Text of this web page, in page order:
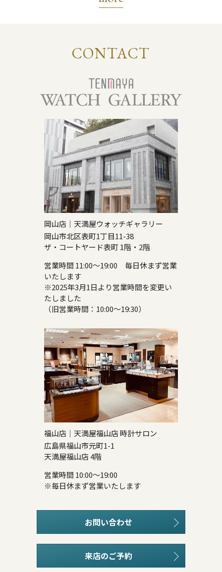
CONTACT
岡山店｜天満屋ウォッチギャラリー
岡山市北区表町1丁目11-38
ザ・コートヤード表町 1階・2階
営業時間 11:00～19:00 毎日休まず営業
いたします
※2025年3月1日より営業時間を変更い
たしました
（旧営業時間：10:00～19:30）
福山店｜天満屋福山店 時計サロン
広島県福山市元町1-1
天満屋福山店 4階
営業時間 10:00～19:00
※毎日休まず営業いたします
お問い合わせ
来店のご予約